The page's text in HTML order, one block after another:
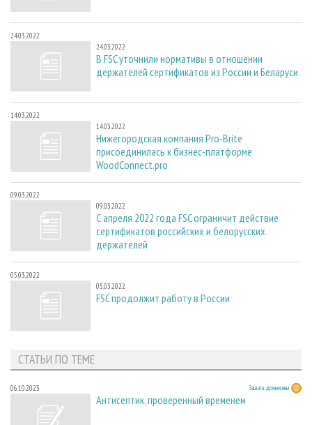
24.03.2022
24.03.2022
В FSC уточнили нормативы в отношении
держателей сертификатов из России и Беларуси
14.03.2022
14.03.2022
Нижегородская компания Pro-Brite
присоединилась к бизнес-платформе
WoodConnect.pro
09.03.2022
09.03.2022
С апреля 2022 года FSC ограничит действие
сертификатов российских и белорусских
держателей
05.03.2022
05.03.2022
FSC продолжит работу в России
СТАТЬИ ПО ТЕМЕ
06.10.2023 Защита древесины
Антисептик, проверенный временем